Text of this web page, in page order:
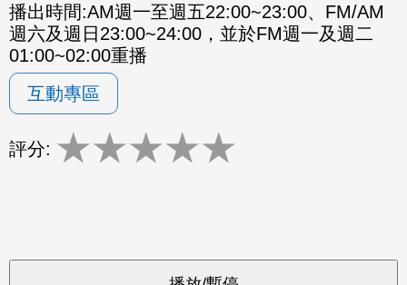
播出時間:AM週一至週五22:00~23:00、FM/AM
週六及週日23:00~24:00，並於FM週一及週二
01:00~02:00重播
互動專區
評分: ★★★★★